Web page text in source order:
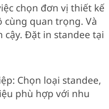
chọn đơn vị thiết kế
cùng quan trọng. Và
cậy. Đặt in standee tại
Chọn loại standee,
phù hợp với nhu